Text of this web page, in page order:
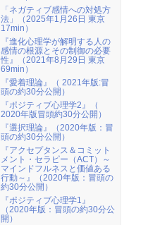
「ネガティブ感情への対処方
法」（2025年1月26日 東京
17min）
『進化心理学が解明する人の
感情の根源とその制御の必要
性』（2021年8月29日 東京
69min）
『愛着理論』（ 2021年版:冒
頭の約30分公開）
『ポジティブ心理学2』（
2020年版冒頭約30分公開）
『選択理論』（2020年版：冒
頭の約30分公開）
『アクセプタンス＆コミット
メント・セラピー（ACT）～
マインドフルネスと価値ある
行動～』（2020年版：冒頭の
約30分公開）
『ポジティブ心理学1』
（2020年版：冒頭の約30分公
開）